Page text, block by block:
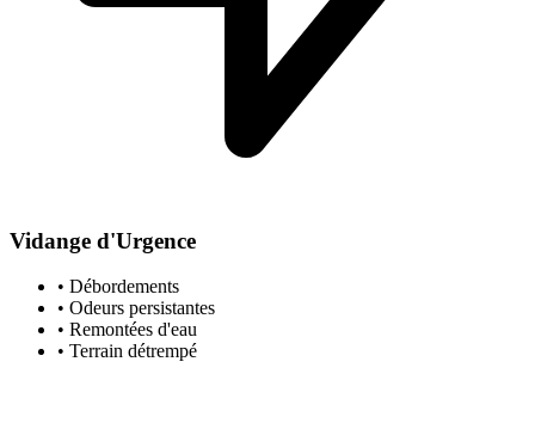
Vidange d'Urgence
• Débordements
• Odeurs persistantes
• Remontées d'eau
• Terrain détrempé